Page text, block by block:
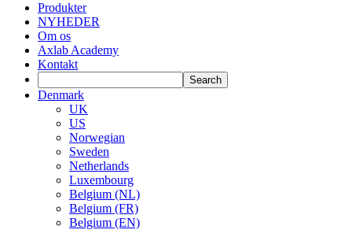
Produkter
NYHEDER
Om os
Axlab Academy
Kontakt
Denmark
UK
US
Norwegian
Sweden
Netherlands
Luxembourg
Belgium (NL)
Belgium (FR)
Belgium (EN)